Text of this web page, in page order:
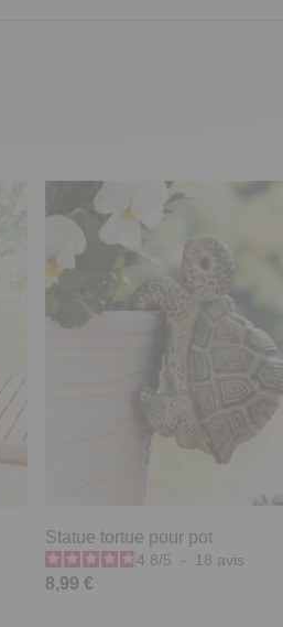
Statue tortue pour pot
4.8/5 - 18 avis
8,99 €